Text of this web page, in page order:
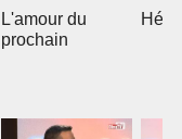
L'amour du
prochain